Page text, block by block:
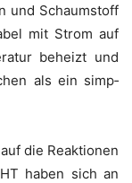
und Schaum­stoff
mit Strom auf
beheizt und
als ein simp­
die Reak­tio­nen
haben sich an